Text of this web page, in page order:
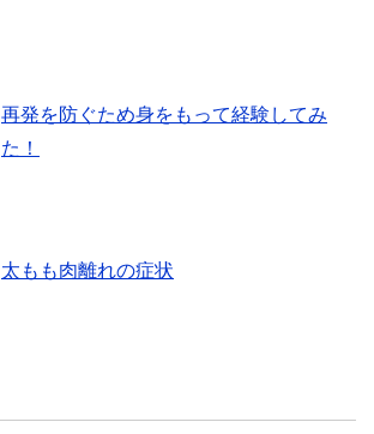
再発を防ぐため身をもって経験してみ
た！
太もも肉離れの症状